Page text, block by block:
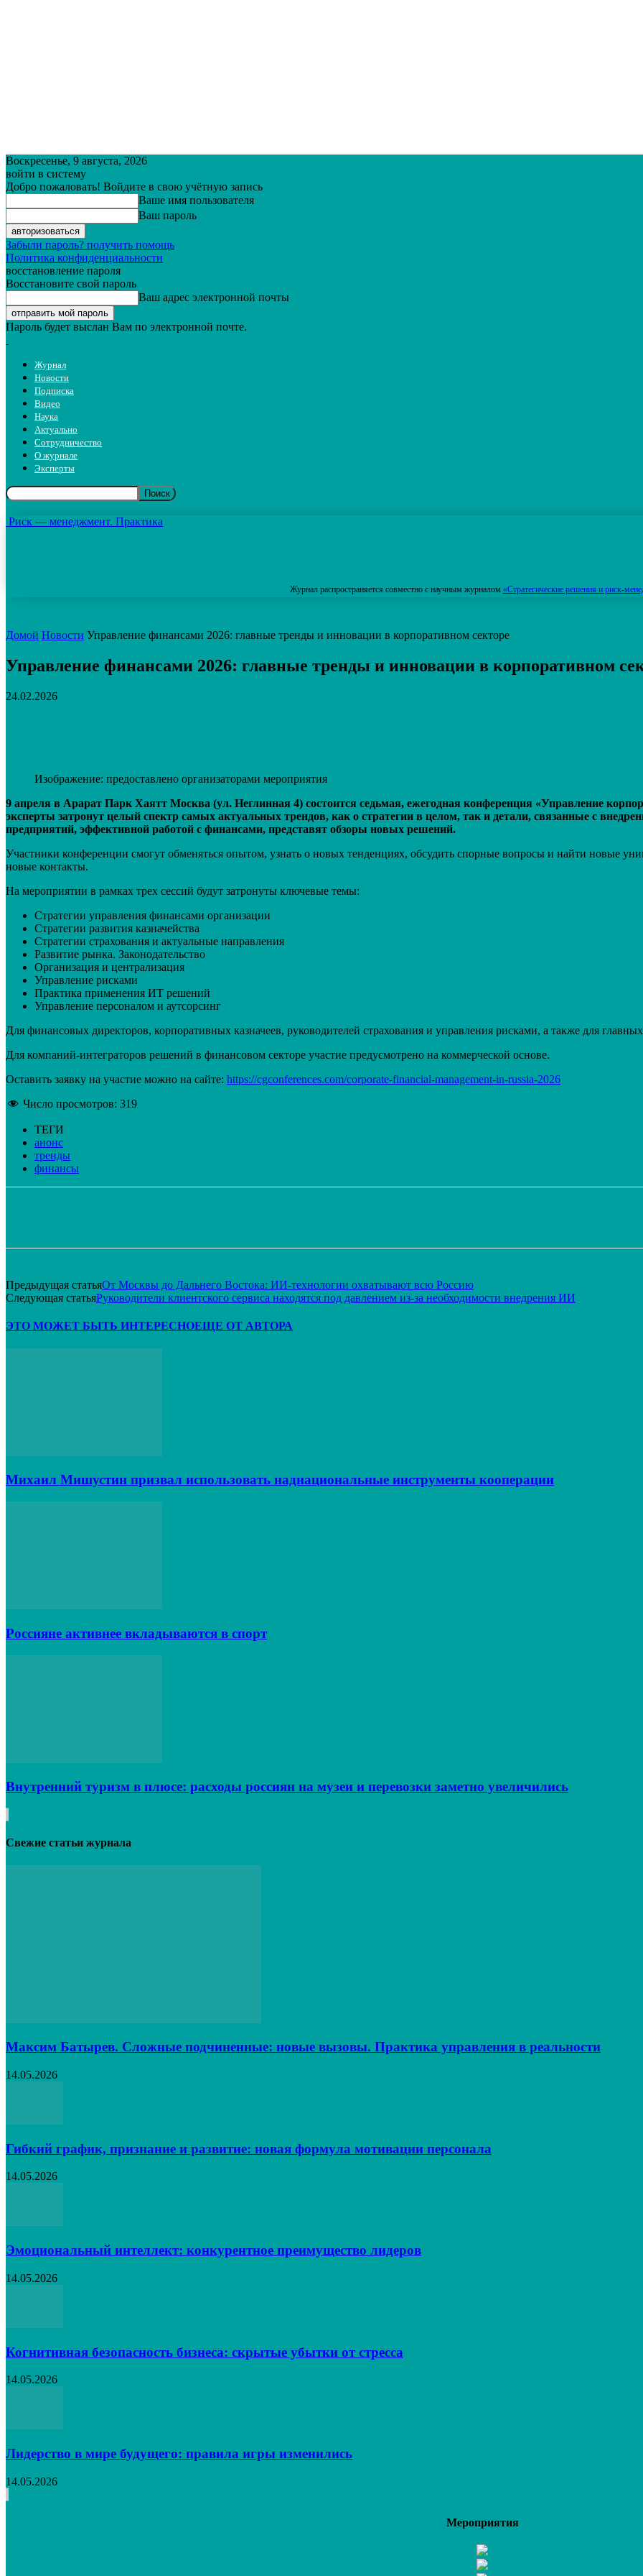
Воскресенье, 9 августа, 2026
войти в систему
Добро пожаловать! Войдите в свою учётную запись
Ваше имя пользователя
Ваш пароль
Забыли пароль? получить помощь
Политика конфиденциальности
восстановление пароля
Восстановите свой пароль
Ваш адрес электронной почты
Пароль будет выслан Вам по электронной почте.
Журнал
Новости
Подписка
Видео
Наука
Актуально
Сотрудничество
О журнале
Эксперты
Риск — менеджмент. Практика
Журнал распространяется совместно с научным журналом «Стратегические решения и риск-
Домой Новости Управление финансами 2026: главные тренды и инновации в корпоративном секторе
Управление финансами 2026: главные тренды и инновации в корпоративном
24.02.2026
Изображение: предоставлено организаторами мероприятия
9 апреля в Арарат Парк Хаятт Москва (ул. Неглинная 4) состоится седьмая, ежегодная конференция «Управление
эксперты затронут целый спектр самых актуальных трендов, как о стратегии в целом, так и детали, связанные с
предприятий, эффективной работой с финансами, представят обзоры новых решений.
Участники конференции смогут обменяться опытом, узнать о новых тенденциях, обсудить спорные вопросы и найти новые
новые контакты.
На мероприятии в рамках трех сессий будут затронуты ключевые темы:
Стратегии управления финансами организации
Стратегии развития казначейства
Стратегии страхования и актуальные направления
Развитие рынка. Законодательство
Организация и централизация
Управление рисками
Практика применения ИТ решений
Управление персоналом и аутсорсинг
Для финансовых директоров, корпоративных казначеев, руководителей страхования и управления рисками, а также для
Для компаний-интеграторов решений в финансовом секторе участие предусмотрено на коммерческой основе.
Оставить заявку на участие можно на сайте: https://cgconferences.com/corporate-financial-management-in-russia-2026
Число просмотров: 319
ТЕГИ
анонс
тренды
финансы
Предыдущая статьяОт Москвы до Дальнего Востока: ИИ-технологии охватывают всю Россию
Следующая статьяРуководители клиентского сервиса находятся под давлением из-за необходимости внедрения ИИ
ЭТО МОЖЕТ БЫТЬ ИНТЕРЕСНОЕЩЕ ОТ АВТОРА
Михаил Мишустин призвал использовать наднациональные инструменты кооперации
Россияне активнее вкладываются в спорт
Внутренний туризм в плюсе: расходы россиян на музеи и перевозки заметно увеличились
Свежие статьи журнала
Максим Батырев. Сложные подчиненные: новые вызовы. Практика управления в реальности
14.05.2026
Гибкий график, признание и развитие: новая формула мотивации персонала
14.05.2026
Эмоциональный интеллект: конкурентное преимущество лидеров
14.05.2026
Когнитивная безопасность бизнеса: скрытые убытки от стресса
14.05.2026
Лидерство в мире будущего: правила игры изменились
14.05.2026
Мероприятия